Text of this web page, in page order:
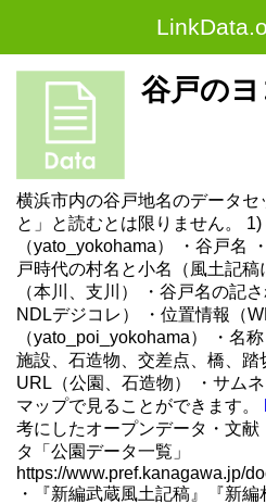
谷戸の
横浜市内の谷戸地名のデータ
と」と読むとは限りません。 1)
（yato_yokohama） ・谷戸名
戸時代の村名と小名（風土記
（本川、支川） ・谷戸名の記
NDLデジコレ） ・位置情報（
（yato_poi_yokohama） ・名
施設、石造物、交差点、橋、踏
URL（公園、石造物） ・サム
マップで見ることができます。
考にしたオープンデータ・文
タ「公園データ一覧」
https://www.pref.kanagawa.jp/
・『新編武蔵風土記稿』『新